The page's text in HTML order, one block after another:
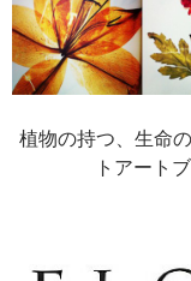
植物の持つ、生命
トアート